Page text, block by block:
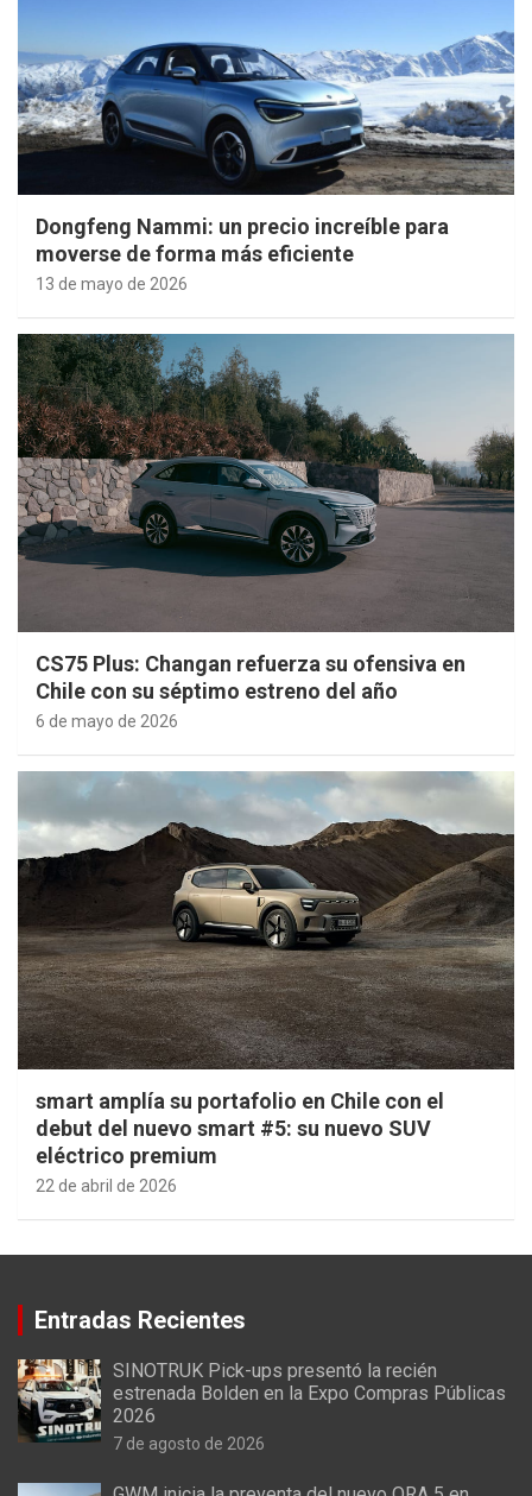
Dongfeng Nammi: un precio increíble para
moverse de forma más eficiente
13 de mayo de 2026
CS75 Plus: Changan refuerza su ofensiva en
Chile con su séptimo estreno del año
6 de mayo de 2026
smart amplía su portafolio en Chile con el
debut del nuevo smart #5: su nuevo SUV
eléctrico premium
22 de abril de 2026
Entradas Recientes
SINOTRUK Pick-ups presentó la recién
estrenada Bolden en la Expo Compras Públicas
2026
7 de agosto de 2026